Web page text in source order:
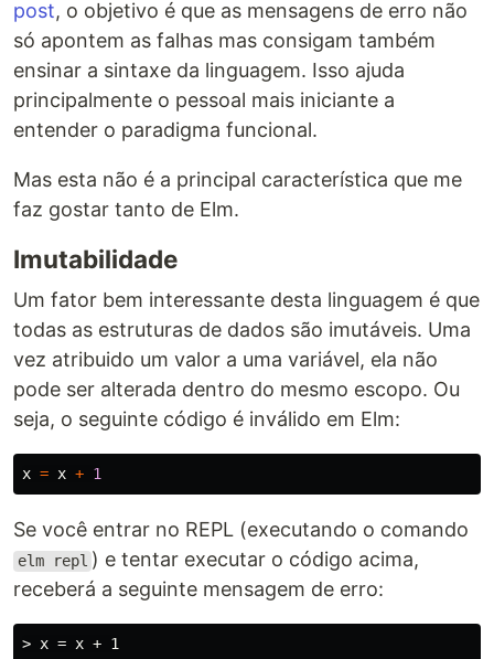
post, o objetivo é que as mensagens de erro não
só apontem as falhas mas consigam também
ensinar a sintaxe da linguagem. Isso ajuda
principalmente o pessoal mais iniciante a
entender o paradigma funcional.
Mas esta não é a principal característica que me
faz gostar tanto de Elm.
Imutabilidade
Um fator bem interessante desta linguagem é que
todas as estruturas de dados são imutáveis. Uma
vez atribuido um valor a uma variável, ela não
pode ser alterada dentro do mesmo escopo. Ou
seja, o seguinte código é inválido em Elm:
x = x + 1
Se você entrar no REPL (executando o comando
elm repl ) e tentar executar o código acima,
receberá a seguinte mensagem de erro:
> x = x + 1